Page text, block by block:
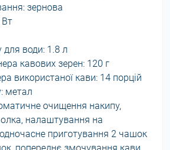
зернова
Вт
води: 1.8 л
кавових зерен: 120 г
використаної кави: 14 порцій
метал
очищення накипу,
налаштування на
приготування 2 чашок